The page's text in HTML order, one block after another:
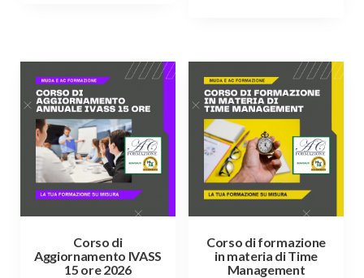
Corso di
Aggiornamento IVASS
15 ore 2026
Corso di formazione
in materia di Time
Management